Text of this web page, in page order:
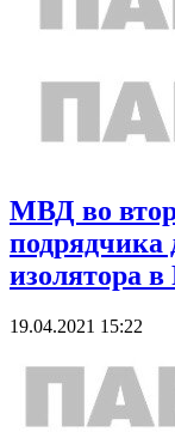
МВД во
подрядчика
изолятора в
19.04.2021 15:22